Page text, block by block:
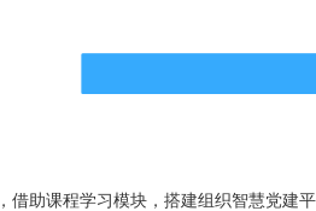
借助课程学习模块，搭建组织智慧党建平